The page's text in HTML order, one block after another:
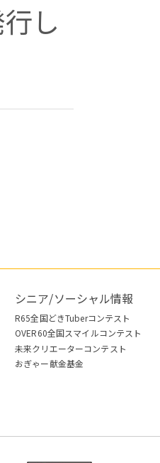
し
シニア/ソーシャル情報
R65全国どきTuberコンテスト
OVER60全国スマイルコンテスト
未来クリエーターコンテスト
おぎゃー献金基金